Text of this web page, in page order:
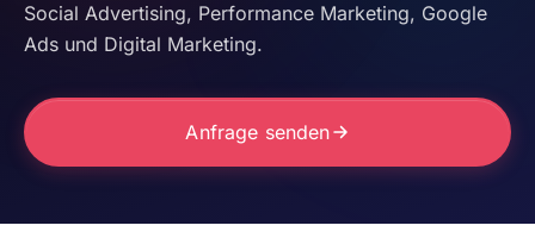
Social Advertising, Performance Marketing, Google
Ads und Digital Marketing.
Anfrage senden